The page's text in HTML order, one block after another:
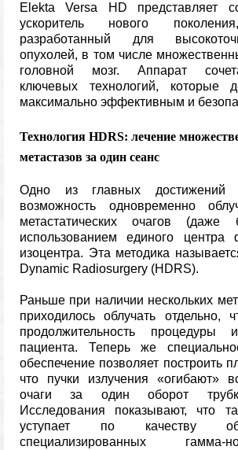
Elekta Versa HD представляет
ускоритель нового
разработанный для
опухолей, в том числе
головной мозг. Аппарат
ключевых технологий, которые
максимально эффективным и
Технология HDRS: лечение
метастазов за один сеанс
Одно из главных
возможность одновременно
метастатических очагов
использованием единого центра
изоцентра. Эта методика
Dynamic Radiosurgery (HDRS).
Раньше при наличии нескольких
приходилось облучать отдельно,
продолжительность процедуры
пациента. Теперь же
обеспечение позволяет построить
что пучки излучения «огибают»
очаги за один оборот
Исследования показывают, что
уступает по качеству
специализированных